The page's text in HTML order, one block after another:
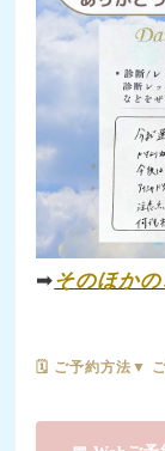
➡そのほか
🗓 ご予約方法▼